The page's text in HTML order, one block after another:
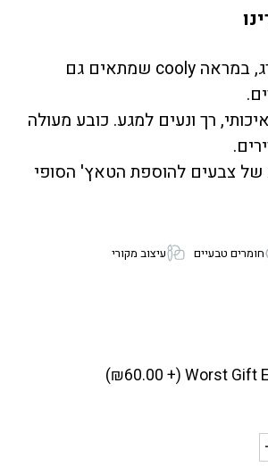
כובע גרב משודרג, במראה cooly שמתאים גם
רך ונעים למגע. כובע מעולה
של צבעים להוספת הטאץ' הסופי
חומרים טבעיים עיצוב מקורי
₪60.00
)